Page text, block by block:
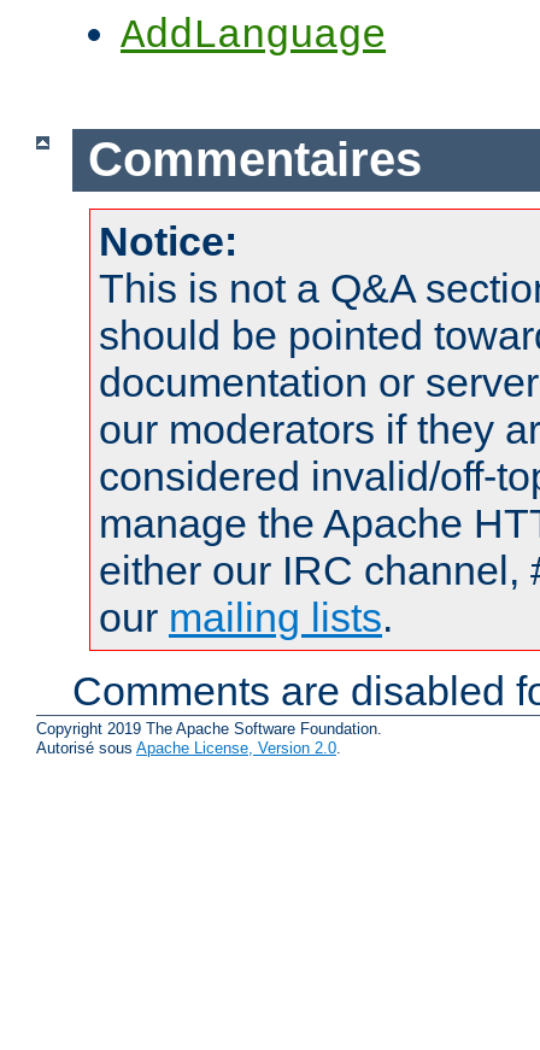
AddLanguage
Commentaires
Notice:
This is not a Q&A
should be pointed
documentation or
our moderators if they
considered invalid/off-
manage the Apache
either our IRC channel,
our mailing lists.
Comments are disabled
Copyright 2019 The Apache Software Foundation.
Autorisé sous Apache License, Version 2.0